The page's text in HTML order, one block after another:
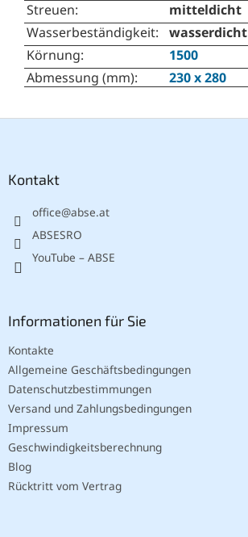
Streuen:
mitteldicht
Wasserbeständigkeit:
wasserdicht
Körnung:
1500
Abmessung (mm): 230 x 280
Kontakt
office@abse.at
ABSESRO
YouTube – ABSE
Informationen für Sie
Kontakte
Allgemeine Geschäftsbedingungen
Datenschutzbestimmungen
Versand und Zahlungsbedingungen
Impressum
Geschwindigkeitsberechnung
Blog
Rücktritt vom Vertrag